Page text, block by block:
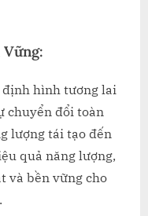
Vững:
định hình tương lai
chuyển đổi toàn
lượng tái tạo đến
quả năng lượng,
và bền vững cho